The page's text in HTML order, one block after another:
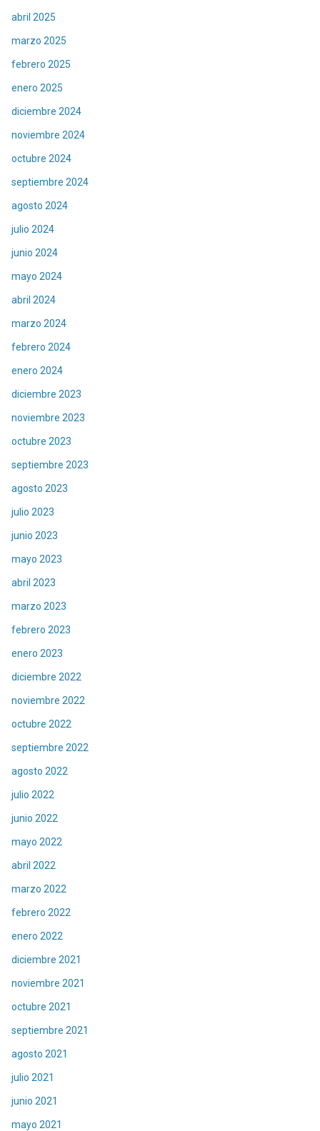
abril 2025
marzo 2025
febrero 2025
enero 2025
diciembre 2024
noviembre 2024
octubre 2024
septiembre 2024
agosto 2024
julio 2024
junio 2024
mayo 2024
abril 2024
marzo 2024
febrero 2024
enero 2024
diciembre 2023
noviembre 2023
octubre 2023
septiembre 2023
agosto 2023
julio 2023
junio 2023
mayo 2023
abril 2023
marzo 2023
febrero 2023
enero 2023
diciembre 2022
noviembre 2022
octubre 2022
septiembre 2022
agosto 2022
julio 2022
junio 2022
mayo 2022
abril 2022
marzo 2022
febrero 2022
enero 2022
diciembre 2021
noviembre 2021
octubre 2021
septiembre 2021
agosto 2021
julio 2021
junio 2021
mayo 2021